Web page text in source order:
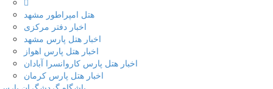
هتل امپراطور مشهد
اخبار دفتر مرکزی
اخبار هتل پارس مشهد
اخبار هتل پارس اهواز
اخبار هتل پارس کاروانسرا آبادان
اخبار هتل پارس کرمان